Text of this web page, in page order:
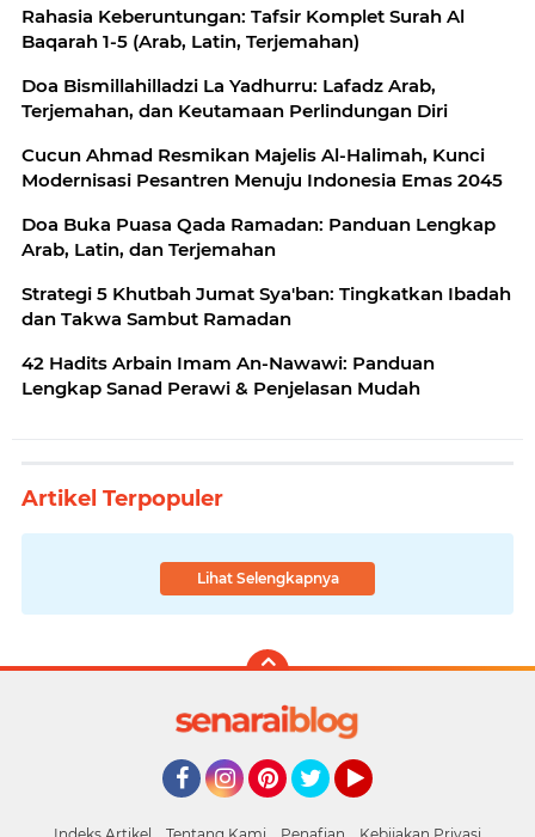
Rahasia Keberuntungan: Tafsir Komplet Surah Al
Baqarah 1-5 (Arab, Latin, Terjemahan)
Doa Bismillahilladzi La Yadhurru: Lafadz Arab,
Terjemahan, dan Keutamaan Perlindungan Diri
Cucun Ahmad Resmikan Majelis Al-Halimah, Kunci
Modernisasi Pesantren Menuju Indonesia Emas 2045
Doa Buka Puasa Qada Ramadan: Panduan Lengkap
Arab, Latin, dan Terjemahan
Strategi 5 Khutbah Jumat Sya'ban: Tingkatkan Ibadah
dan Takwa Sambut Ramadan
42 Hadits Arbain Imam An-Nawawi: Panduan
Lengkap Sanad Perawi & Penjelasan Mudah
Artikel Terpopuler
Lihat Selengkapnya